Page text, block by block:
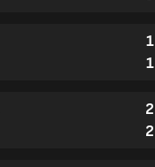
1
1
2
2